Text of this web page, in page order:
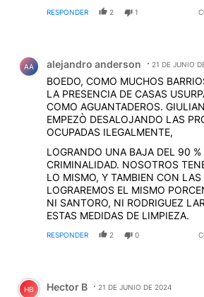
RESPONDER 2 1
AA alejandro anderson 21 DE JUNIO
BOEDO, COMO MUCHOS
LA PRESENCIA DE CASAS
COMO AGUANTADEROS.
EMPEZÒ DESALOJANDO LAS
OCUPADAS ILEGALMENTE,
LOGRANDO UNA BAJA DEL 90
CRIMINALIDAD. NOSOTROS
LO MISMO, Y TAMBIEN CON
LOGRAREMOS EL MISMO
NI SANTORO, NI RODRIGUEZ
ESTAS MEDIDAS DE LIMPIEZA.
RESPONDER 2 0
Comentario de Hector B.
HB Hector B 21 DE JUNIO DE 2024